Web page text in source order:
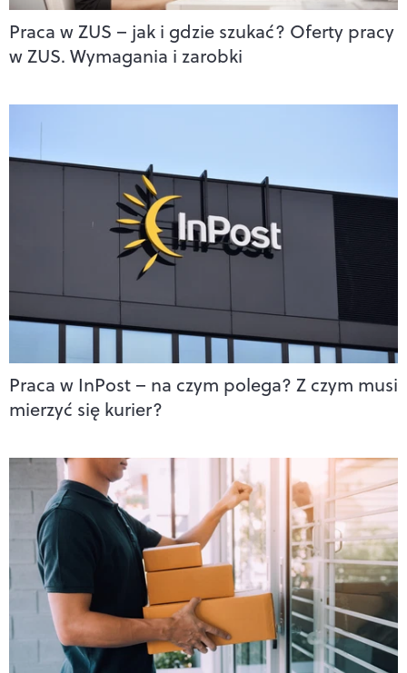
Praca w ZUS – jak i gdzie szukać? Oferty pracy
w ZUS. Wymagania i zarobki
Praca w InPost – na czym polega? Z czym musi
mierzyć się kurier?